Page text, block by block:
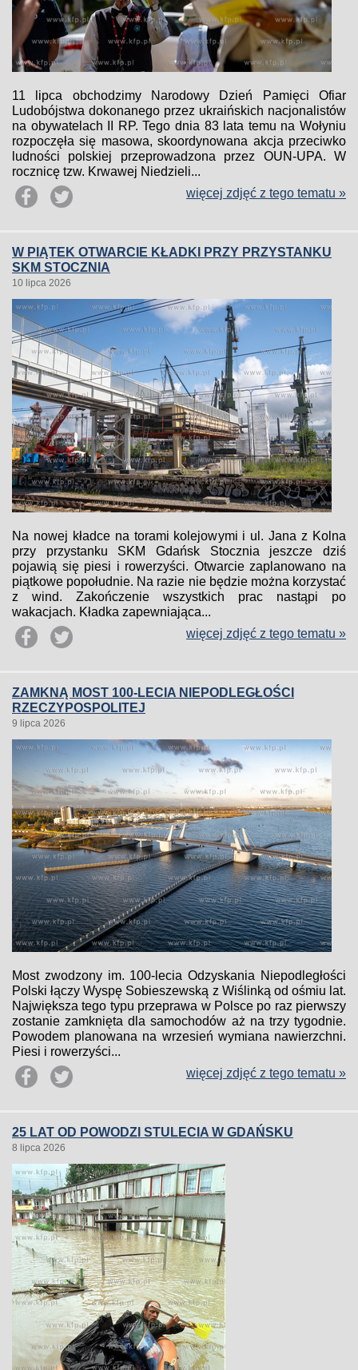
11 lipca obchodzimy Narodowy Dzień Pamięci Ofiar
Ludobójstwa dokonanego przez ukraińskich nacjonalistów
na obywatelach II RP. Tego dnia 83 lata temu na Wołyniu
rozpoczęła się masowa, skoordynowana akcja przeciwko
ludności polskiej przeprowadzona przez OUN-UPA. W
rocznicę tzw. Krwawej Niedzieli...
więcej zdjęć z tego tematu »
W PIĄTEK OTWARCIE KŁADKI PRZY PRZYSTANKU
SKM STOCZNIA
10 lipca 2026
Na nowej kładce na torami kolejowymi i ul. Jana z Kolna
przy przystanku SKM Gdańsk Stocznia jeszcze dziś
pojawią się piesi i rowerzyści. Otwarcie zaplanowano na
piątkowe popołudnie. Na razie nie będzie można korzystać
z wind. Zakończenie wszystkich prac nastąpi po
wakacjach. Kładka zapewniająca...
więcej zdjęć z tego tematu »
ZAMKNĄ MOST 100-LECIA NIEPODLEGŁOŚCI
RZECZYPOSPOLITEJ
9 lipca 2026
Most zwodzony im. 100-lecia Odzyskania Niepodległości
Polski łączy Wyspę Sobieszewską z Wiślinką od ośmiu lat.
Największa tego typu przeprawa w Polsce po raz pierwszy
zostanie zamknięta dla samochodów aż na trzy tygodnie.
Powodem planowana na wrzesień wymiana nawierzchni.
Piesi i rowerzyści...
więcej zdjęć z tego tematu »
25 LAT OD POWODZI STULECIA W GDAŃSKU
8 lipca 2026